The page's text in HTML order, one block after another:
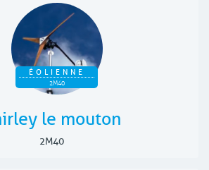
ÉOLIENNE
2M40
le mouton
2M40